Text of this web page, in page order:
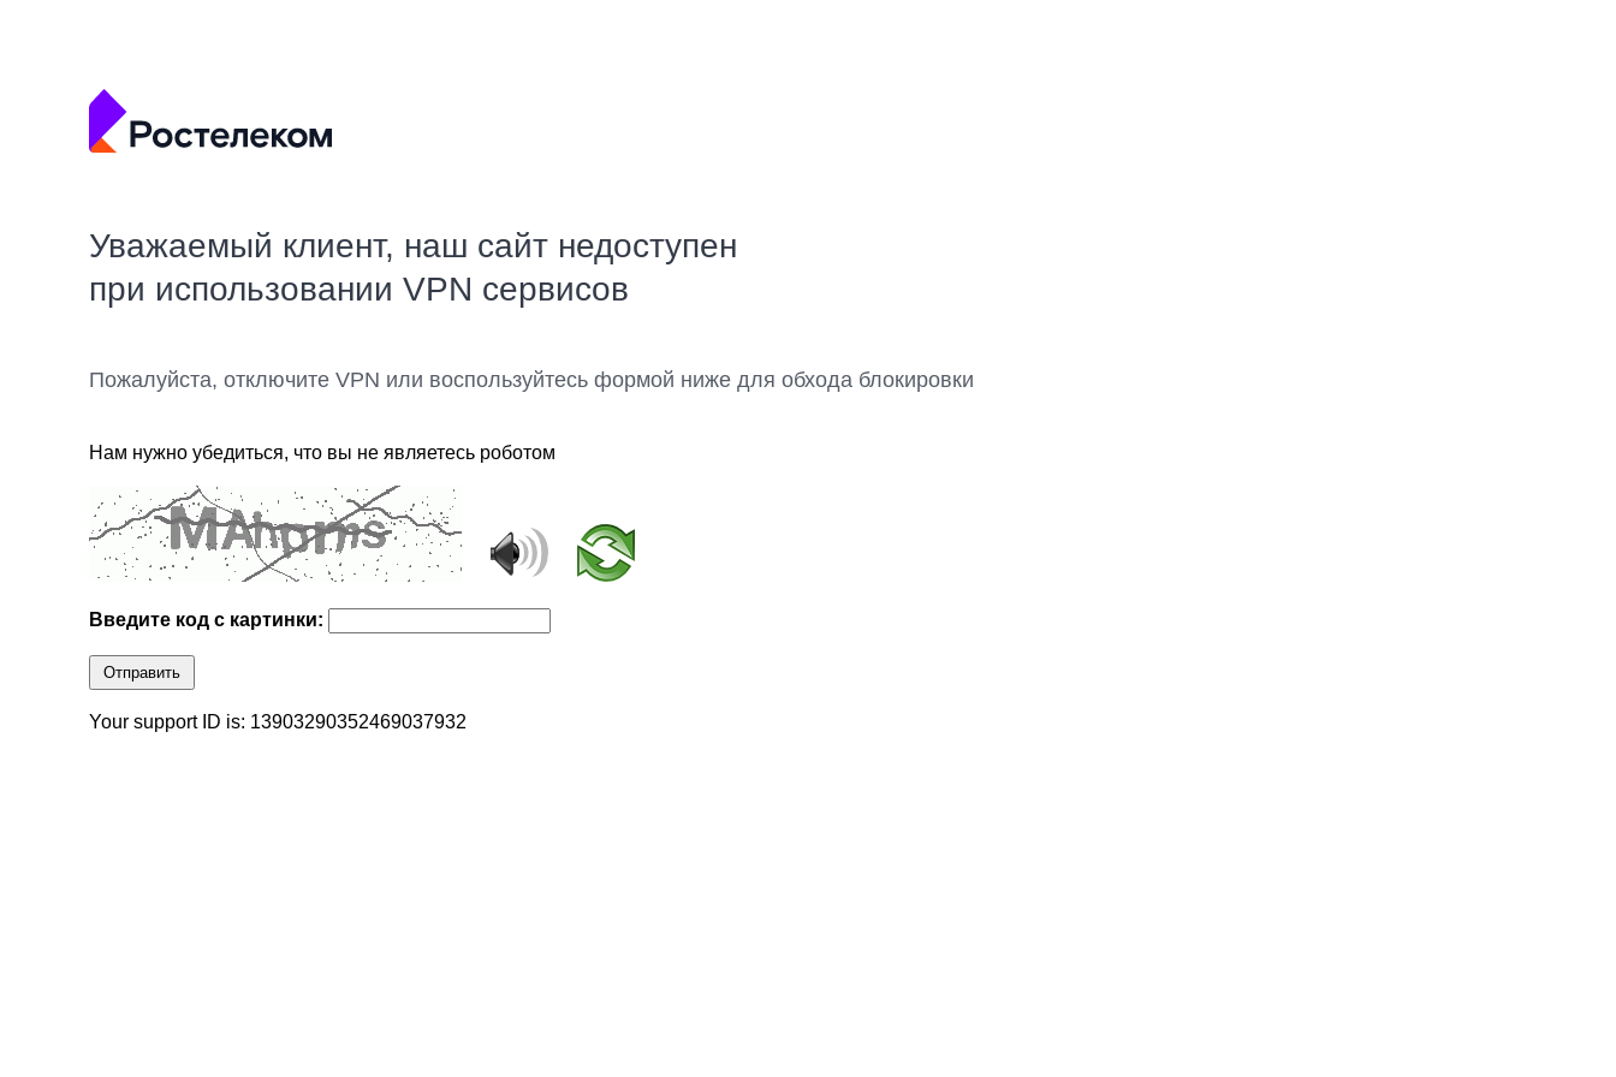
Уважаемый клиент, наш сайт недоступен
при использовании VPN сервисов
Пожалуйста, отключите VPN или воспользуйтесь формой ниже для обхода блокировки
Нам нужно убедиться, что вы не являетесь роботом
Введите код с картинки:
Отправить
Your support ID is: 13903290352469037932